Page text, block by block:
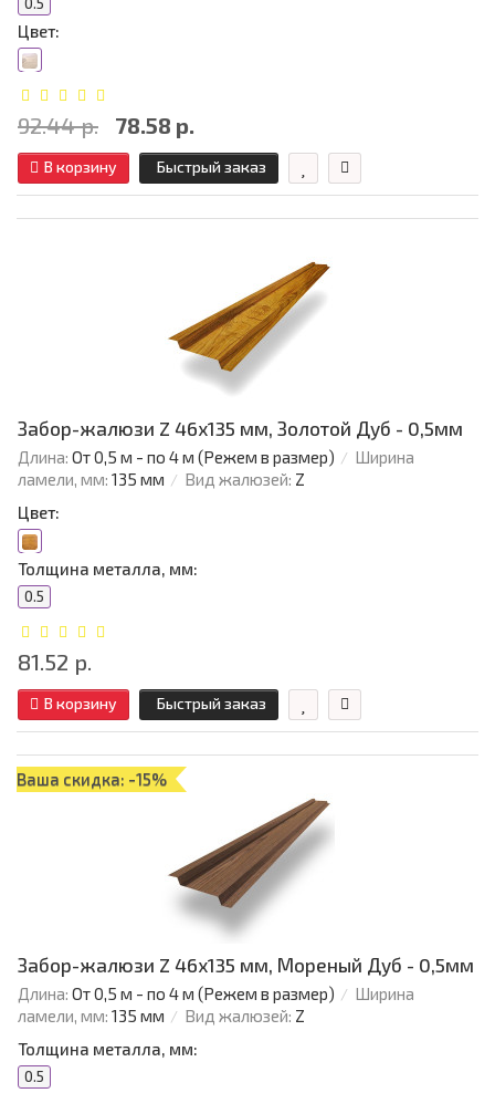
0.5
Цвет:
92.44 р. 78.58 р.
В корзину Быстрый заказ
Забор-жалюзи Z 46х135 мм, Золотой Дуб - 0,5мм
Длина: От 0,5 м - по 4 м (Режем в размер)
Ширина
ламели, мм: 135 мм Вид жалюзей: Z
Цвет:
Толщина металла, мм:
0.5
81.52 р.
В корзину Быстрый заказ
Ваша скидка: -15%
Забор-жалюзи Z 46х135 мм, Мореный Дуб - 0,5мм
Длина: От 0,5 м - по 4 м (Режем в размер)
Ширина
ламели, мм: 135 мм Вид жалюзей: Z
Толщина металла, мм:
0.5